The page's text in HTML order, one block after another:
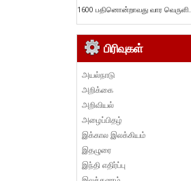
1600 பதினொன்றாவது வார வெருளி...
பிரிவுகள்
அயல்நாடு
அறிக்கை
அறிவியல்
அழைப்பிதழ்
இக்கால இலக்கியம்
இதழுரை
இந்தி எதிர்ப்பு